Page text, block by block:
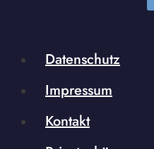
Datenschutz
Impressum
Kontakt